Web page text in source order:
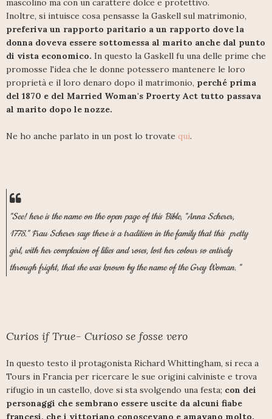
Inoltre, si intuisce cosa pensasse la Gaskell sul matrimonio,
preferiva un rapporto paritario a un rapporto dove la
donna doveva essere sottomessa al marito anche dal punto
di vista economico. In questo la Gaskell fu una delle prime che
promosse l'idea che le donne potessero mantenere le loro
proprietà e il loro denaro dopo il matrimonio, perché prima
del 1870 e del Married Woman's Proerty Act tutto passava
al marito dopo le nozze.
Ne ho anche parlato in un post lo trovate qui.
"See! here is the name on the open page of this Bible, "Anna Scherer,
1778." Frau Scherer says there is a tradition in the family that this pretty
girl, with her complexion of lilies and roses, lost her colour so entirely
through fright, that she was known by the name of the Grey Woman. "
Curios if True- Curioso se fosse vero
In questo testo il protagonista Richard Whittingham, si reca a
Tours in Francia per ricercare le sue origini calviniste e trova
rifugio in un castello, dove si sta svolgendo una festa; con dei
personaggi che sembrano essere uscite da alcuni fiabe
francesi, che i vittoriano conoscevano e amavano molto.